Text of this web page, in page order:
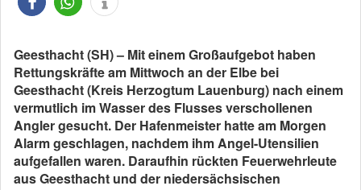
Geesthacht (SH) – Mit einem Großaufgebot haben
Rettungskräfte am Mittwoch an der Elbe bei
Geesthacht (Kreis Herzogtum Lauenburg) nach einem
vermutlich im Wasser des Flusses verschollenen
Angler gesucht. Der Hafenmeister hatte am Morgen
Alarm geschlagen, nachdem ihm Angel-Utensilien
aufgefallen waren. Daraufhin rückten Feuerwehrleute
aus Geesthacht und der niedersächsischen